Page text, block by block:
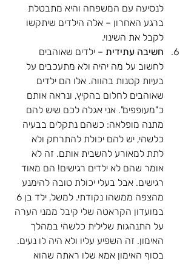
לנסיעה עם המשפחה והיא מתבטלת
ברגע האחרון – אלה הילדים שיתקשו
לקבל את השינוי.
חשיבה עתידית – ילדים שאוהבים
לחשוב על מה יהיה ולא מתעכבים על
בעיות קטנות בהווה. אלו הם ילדים
שאוהבים לחלום בהקיץ, ונראה אותם
כ"מעופפים". אני אגלה לכם שיש להם
מתנה מופלאה: כשהם נתקלים בבעיה
כלשהי, יש להם יכולת להתרחק ולא
לתת למאורע להשבית אותם. זה לא
אומר שהם לא ילדים רגישים! הם מאוד
רגישים. אבל בעלי יכולת טובה להימנע
במועדון הקראטה שלי קיבל ממני הערה
על התנהגות שלילית כלשהי במהלך
האימון. זה השפיע עליו ולא היה לו נעים.
בסוף האימון אמא שלו ראתה שהוא